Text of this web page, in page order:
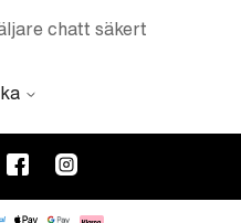
chatt säkert